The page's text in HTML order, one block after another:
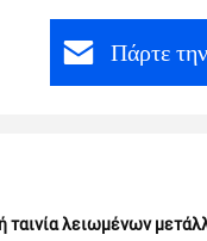
Πάρτε
ταινία λειωμένων